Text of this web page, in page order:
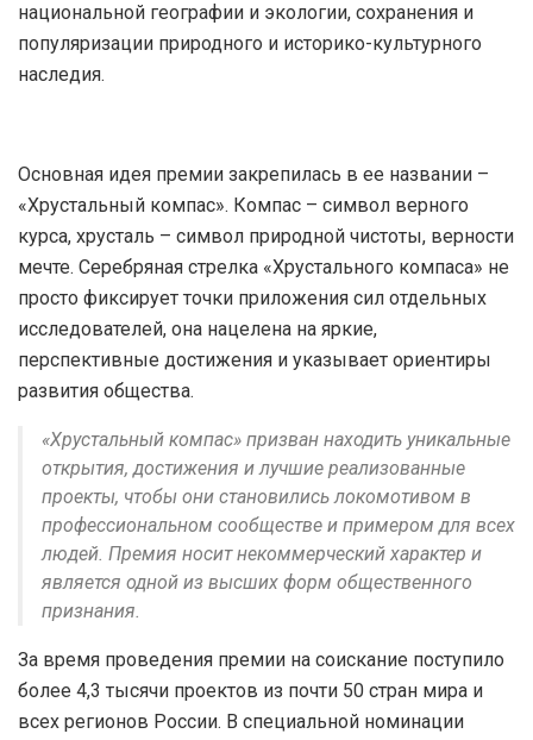
национальной географии и экологии, сохранения и
популяризации природного и историко-культурного
наследия.
Основная идея премии закрепилась в ее названии –
«Хрустальный компас». Компас – символ верного
курса, хрусталь – символ природной чистоты, верности
мечте. Серебряная стрелка «Хрустального компаса» не
просто фиксирует точки приложения сил отдельных
исследователей, она нацелена на яркие,
перспективные достижения и указывает ориентиры
развития общества.
«Хрустальный компас» призван находить уникальные
открытия, достижения и лучшие реализованные
проекты, чтобы они становились локомотивом в
профессиональном сообществе и примером для всех
людей. Премия носит некоммерческий характер и
является одной из высших форм общественного
признания.
За время проведения премии на соискание поступило
более 4,3 тысячи проектов из почти 50 стран мира и
всех регионов России. В специальной номинации